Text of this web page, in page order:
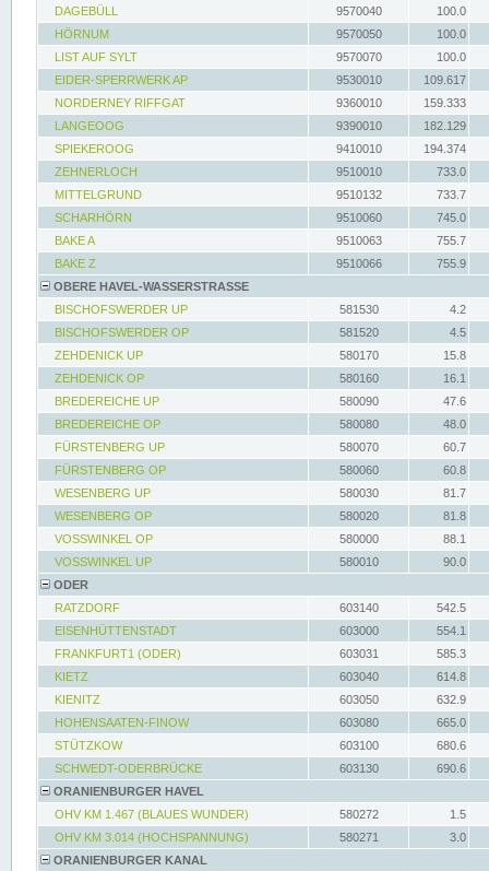
DAGEBÜLL 9570040
100.0
HÖRNUM
9570050
100.0
LIST AUF SYLT
9570070
100.0
EIDER-SPERRWERK AP
9530010
109.617
NORDERNEY RIFFGAT
9360010
159.333
LANGEOOG
9390010
182.129
SPIEKEROOG
9410010
194.374
ZEHNERLOCH
9510010
733.0
MITTELGRUND
9510132
733.7
SCHARHÖRN
9510060
745.0
BAKE A
9510063
755.7
BAKE Z
9510066
755.9
OBERE HAVEL-WASSERSTRASSE
BISCHOFSWERDER UP
581530
4.2
BISCHOFSWERDER OP
581520
4.5
ZEHDENICK UP
580170
15.8
ZEHDENICK OP
580160
16.1
BREDEREICHE UP
580090
47.6
BREDEREICHE OP
580080
48.0
FÜRSTENBERG UP
580070
60.7
FÜRSTENBERG OP
580060
60.8
WESENBERG UP
580030
81.7
WESENBERG OP
580020
81.8
VOSSWINKEL OP
580000
88.1
VOSSWINKEL UP
580010
90.0
ODER
RATZDORF
603140
542.5
EISENHÜTTENSTADT
603000
554.1
FRANKFURT1 (ODER)
603031
585.3
KIETZ
603040
614.8
KIENITZ
603050
632.9
HOHENSAATEN-FINOW
603080
665.0
STÜTZKOW
603100
680.6
SCHWEDT-ODERBRÜCKE
603130
690.6
ORANIENBURGER HAVEL
OHV KM 1.467 (BLAUES WUNDER)
580272
1.5
OHV KM 3.014 (HOCHSPANNUNG)
580271
3.0
ORANIENBURGER KANAL